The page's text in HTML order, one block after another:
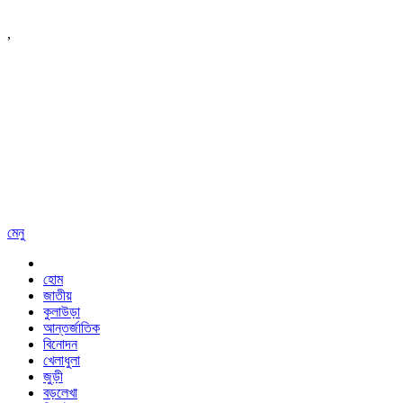
,
মেনু
হোম
জাতীয়
কুলাউড়া
আন্তর্জাতিক
বিনোদন
খেলাধুলা
জুড়ী
বড়লেখা